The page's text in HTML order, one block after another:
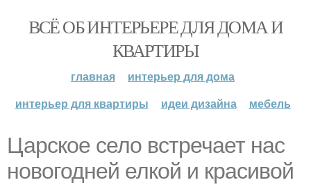
ВСЁ ОБ ИНТЕРЬЕРЕ ДЛЯ ДОМА И
КВАРТИРЫ
главная
интерьер для дома
интерьер для квартиры
идеи дизайна мебель
Царское село встречает нас
новогодней елкой и красивой